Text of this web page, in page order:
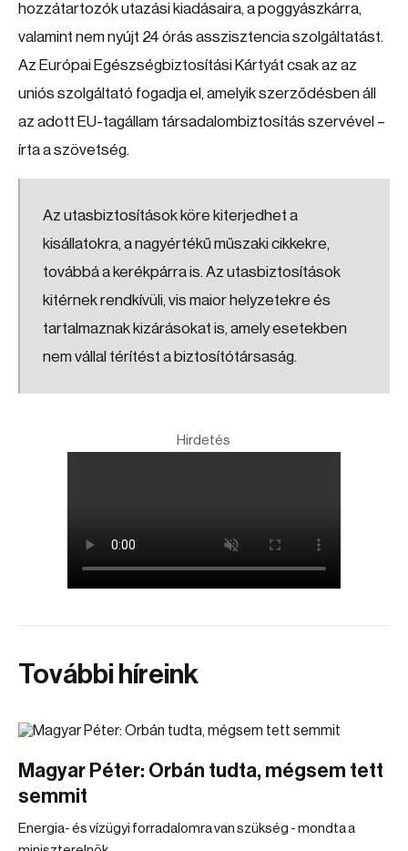
hozzátartozók utazási kiadásaira, a poggyászkárra,
valamint nem nyújt 24 órás asszisztencia szolgáltatást.
Az Európai Egészségbiztosítási Kártyát csak az az
uniós szolgáltató fogadja el, amelyik szerződésben áll
az adott EU-tagállam társadalombiztosítás szervével –
írta a szövetség.
Az utasbiztosítások köre kiterjedhet a
kisállatokra, a nagyértékű műszaki cikkekre,
továbbá a kerékpárra is. Az utasbiztosítások
kitérnek rendkívüli, vis maior helyzetekre és
tartalmaznak kizárásokat is, amely esetekben
nem vállal térítést a biztosítótársaság.
Hirdetés
További híreink
Magyar Péter: Orbán tudta, mégsem tett
semmit
Energia- és vízügyi forradalomra van szükség - mondta a